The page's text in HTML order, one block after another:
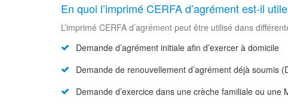
En quoi l’imprimé CERFA d’agrément est-il
L’imprimé CERFA d’agrément peut être utilisé dans
Demande d’agrément initiale afin d’exercer à domicile
Demande de renouvellement d’agrément déjà soumis
Demande d’exercice dans une crèche familiale ou une